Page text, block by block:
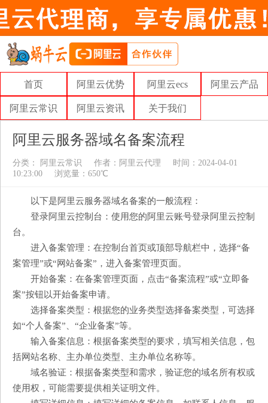
首页 阿里云优势 阿里云ecs 阿里云产品
阿里云常识 阿里云资讯 关于我们
阿里云服务器域名备案流程
分类： 阿里云常识 作者： 阿里云代理
时间：2024-04-01
10:23:00
浏览量：650℃
以下是阿里云服务器域名备案的一般流程：
登录阿里云控制台：使用您的阿里云账号登录阿里云控制
台。
进入备案管理：在控制台首页或顶部导航栏中，选择“备
案管理”或“网站备案”，进入备案管理页面。
开始备案：在备案管理页面，点击“备案流程”或“立即备
案”按钮以开始备案申请。
选择备案类型：根据您的业务类型选择备案类型，可选择
如“个人备案”、“企业备案”等。
输入备案信息：根据备案类型的要求，填写相关信息，包
括网站名称、主办单位类型、主办单位名称等。
域名验证：根据备案类型和需求，验证您的域名所有权或
使用权，可能需要提供相关证明文件。